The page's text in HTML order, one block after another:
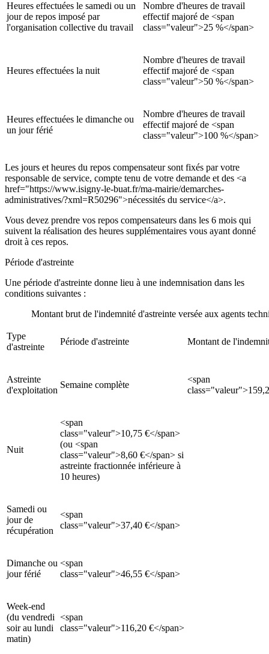
Heures effectuées le samedi ou un
jour de repos imposé par
l'organisation collective du travail
Nombre d'heures de travail
effectif majoré de <span
class="valeur">25 %</span>
Heures effectuées la nuit
Nombre d'heures de travail
effectif majoré de <span
class="valeur">50 %</span>
Heures effectuées le dimanche ou
un jour férié
Nombre d'heures de travail
effectif majoré de <span
class="valeur">100 %</span>
Les jours et heures du repos compensateur sont fixés par votre
responsable de service, compte tenu de votre demande et des <a
href="https://www.isigny-le-buat.fr/ma-mairie/demarches-
administratives/?xml=R50296">nécessités du service</a>.
Vous devez prendre vos repos compensateurs dans les 6 mois qui
suivent la réalisation des heures supplémentaires vous ayant donné
droit à ces repos.
Période d'astreinte
Une période d'astreinte donne lieu à une indemnisation dans les
conditions suivantes :
Montant brut de l'indemnité d'astreinte versée aux agents
Type
d'astreinte
Période d'astreinte Montant de
Astreinte
d'exploitation
Semaine complète
<span
Nuit
<span
class="valeur">10,75 €</span>
(ou <span
class="valeur">8,60 €</span> si
astreinte fractionnée inférieure à
10 heures)
Samedi ou
jour de
récupération
<span
class="valeur">37,40 €</span>
Dimanche ou
jour férié
<span
class="valeur">46,55 €</span>
Week-end
(du vendredi
soir au lundi
matin)
<span
class="valeur">116,20 €</span>